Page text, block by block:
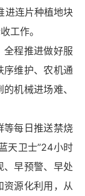
进连片种植地块
工作。
程推进做好服
序维护、农机通
机械进场难、
每日推送禁烧
天卫士”24小时
、早预警、早处
资源化利用，从